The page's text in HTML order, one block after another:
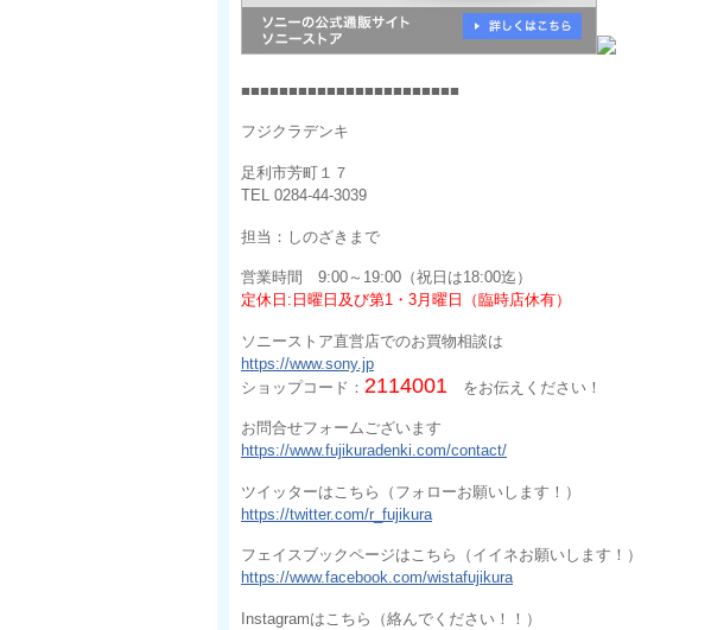
■■■■■■■■■■■■■■■■■■■■■■■
フジクラデンキ
足利市芳町１７
TEL 0284-44-3039
担当：しのざきまで
営業時間 9:00～19:00（祝日は18:00迄）
定休日:日曜日及び第1・3月曜日（臨時店休有）
ソニーストア直営店でのお買物相談は
https://www.sony.jp
ショップコード： 2114001 をお伝えください！
お問合せフォームございます
https://www.fujikuradenki.com/contact/
ツイッターはこちら（フォローお願いします！）
https://twitter.com/r_fujikura
フェイスブックページはこちら（イイネお願いします！）
https://www.facebook.com/wistafujikura
Instagramはこちら（絡んでください！！）